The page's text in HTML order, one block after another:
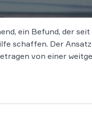
ein Befund, der
schaffen. Der
von einer